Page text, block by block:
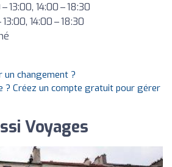
13:00, 14:00 – 18:30
14:00 – 18:30
un changement ?
? Créez un compte gratuit pour gérer
Voyages